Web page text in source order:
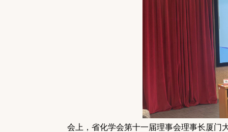
会上，省化学会第十一届理事会理事长厦门